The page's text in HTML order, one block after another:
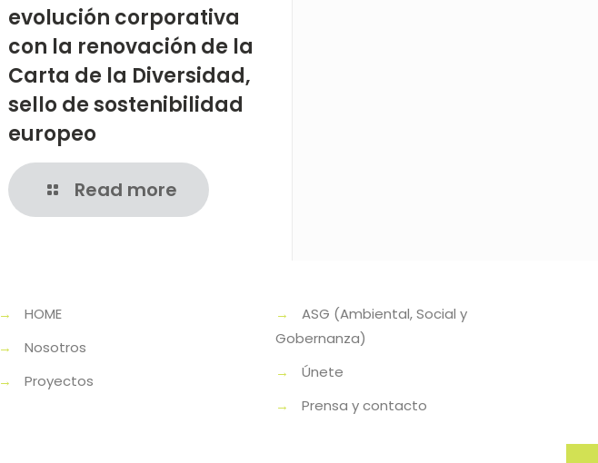
evolución corporativa
con la renovación de la
Carta de la Diversidad,
sello de sostenibilidad
europeo
Read more
→
HOME
→
Nosotros
→
Proyectos
→
ASG (Ambiental, Social y
Gobernanza)
→
Únete
→
Prensa y contacto